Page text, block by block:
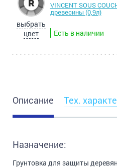
выбрать
цвет
VINCENT SOUS
древесины (0,9л)
Есть в наличии
Описание Тех.
Назначение:
Грунтовка для защиты